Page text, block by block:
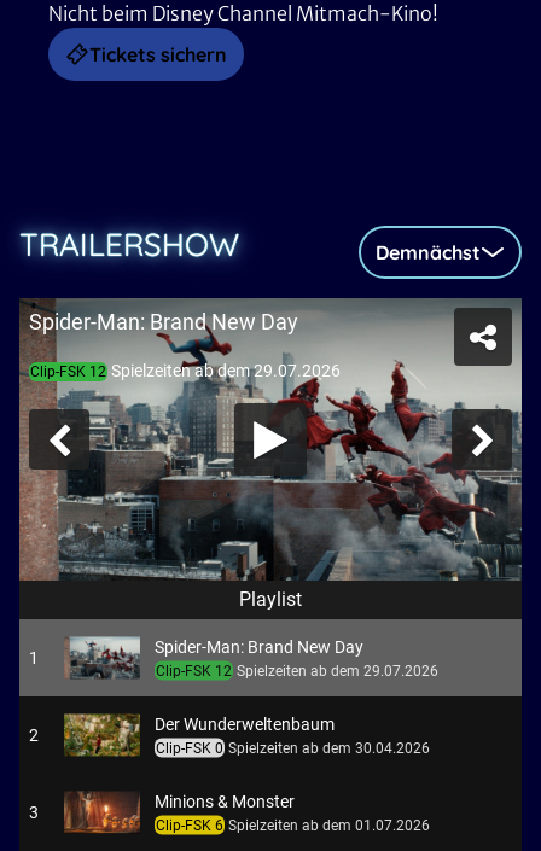
Nicht beim Disney Channel Mitmach-Kino!
Tickets sichern
TRAILERSHOW Demnächst
Spider-Man: Brand New Day
Clip-FSK 12 Spielzeiten ab dem 29.07.2026
Playlist
1
Spider-Man: Brand New Day
Clip-FSK 12 Spielzeiten ab dem 29.07.2026
2
Der Wunderweltenbaum
Clip-FSK 0 Spielzeiten ab dem 30.04.2026
3
Minions & Monster
Clip-FSK 6 Spielzeiten ab dem 01.07.2026